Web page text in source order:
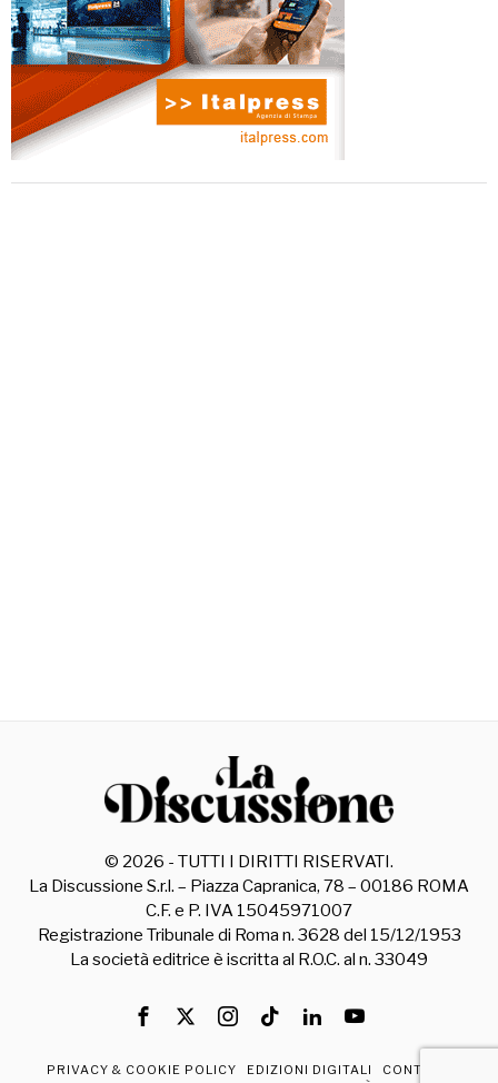
© 2026 - TUTTI I DIRITTI RISERVATI.
La Discussione S.r.l. – Piazza Capranica, 78 – 00186 ROMA
C.F. e P. IVA 15045971007
Registrazione Tribunale di Roma n. 3628 del 15/12/1953
La società editrice è iscritta al R.O.C. al n. 33049
PRIVACY & COOKIE POLICY EDIZIONI DIGITALI
CONTATTI